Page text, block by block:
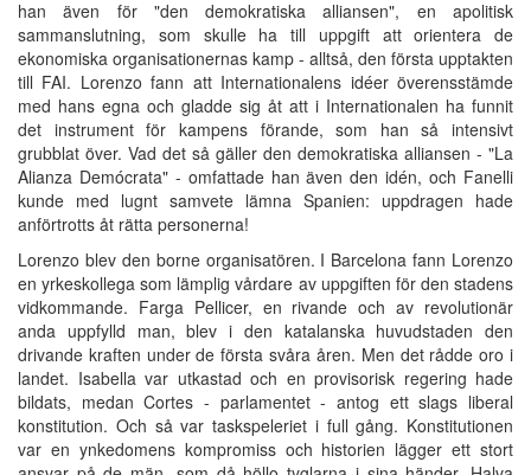
han även för "den demokratiska alliansen", en apolitisk
sammanslutning, som skulle ha till uppgift att orientera de
ekonomiska organisationernas kamp - alltså, den första upptakten
till FAI. Lorenzo fann att Internationalens idéer överensstämde
med hans egna och gladde sig åt att i Internationalen ha funnit
det instrument för kampens förande, som han så intensivt
grubblat över. Vad det så gäller den demokratiska alliansen - "La
Alianza Demócrata" - omfattade han även den idén, och Fanelli
kunde med lugnt samvete lämna Spanien: uppdragen hade
anförtrotts åt rätta personerna!
Lorenzo blev den borne organisatören. I Barcelona fann Lorenzo
en yrkeskollega som lämplig vårdare av uppgiften för den stadens
vidkommande. Farga Pellicer, en rivande och av revolutionär
anda uppfylld man, blev i den katalanska huvudstaden den
drivande kraften under de första svåra åren. Men det rådde oro i
landet. Isabella var utkastad och en provisorisk regering hade
bildats, medan Cortes - parlamentet - antog ett slags liberal
konstitution. Och så var taskspeleriet i full gång. Konstitutionen
var en ynkedomens kompromiss och historien lägger ett stort